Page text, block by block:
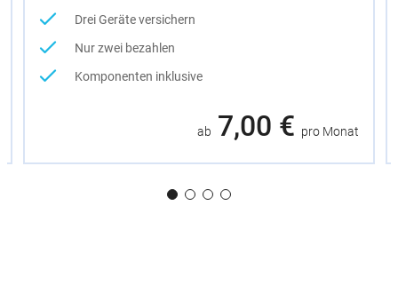
Drei Geräte versichern
Nur zwei bezahlen
Komponenten inklusive
ab 7,00 € pro Monat